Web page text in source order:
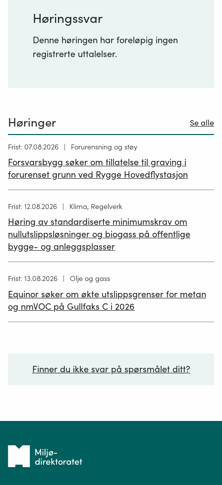
Høringssvar
Denne høringen har foreløpig ingen
registrerte uttalelser.
Høringer Se alle
Høring
publisert
26.06.2026
Frist: 07.08.2026 Forurensning og støy
Forsvarsbygg søker om tillatelse til graving i
forurenset grunn ved Rygge Hovedflystasjon
Høring
publisert
12.05.2026
Frist: 12.08.2026 Klima, Regelverk
Høring av standardiserte minimumskrav om
nullutslippsløsninger og biogass på offentlige
bygge- og anleggsplasser
Høring
02.07.2026
Frist: 13.08.2026 Olje og gass
Equinor søker om økte utslippsgrenser for metan
og nmVOC på Gullfaks C i 2026
Finner du ikke svar på spørsmålet ditt?
Tilbake